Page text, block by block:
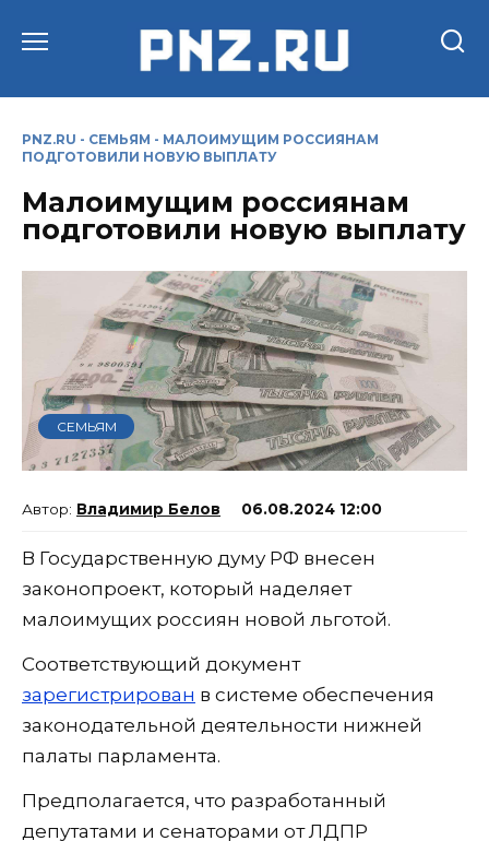
PNZ.RU - СЕМЬЯМ - МАЛОИМУЩИМ РОССИЯНАМ
ПОДГОТОВИЛИ НОВУЮ ВЫПЛАТУ
Малоимущим россиянам
подготовили новую выплату
СЕМЬЯМ
Владимир Белов 06.08.2024 12:00
В Государственную думу РФ внесен
законопроект, который наделяет
малоимущих россиян новой льготой.
Соответствующий документ
зарегистрирован в системе обеспечения
законодательной деятельности нижней
палаты парламента.
Предполагается, что разработанный
депутатами и сенаторами от ЛДПР